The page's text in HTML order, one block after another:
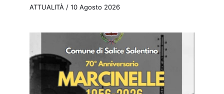
ATTUALITÀ/ 10 Agosto 2026